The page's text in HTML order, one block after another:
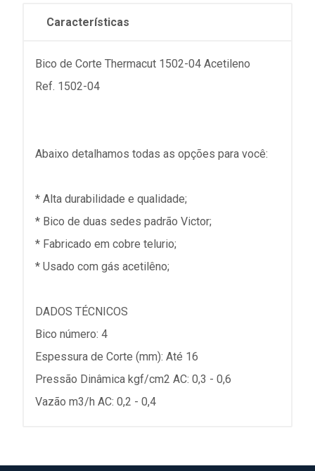
Características
Bico de Corte Thermacut 1502-04 Acetileno
Ref. 1502-04
Abaixo detalhamos todas as opções para você:
* Alta durabilidade e qualidade;
* Bico de duas sedes padrão Victor;
* Fabricado em cobre telurio;
* Usado com gás acetilêno;
DADOS TÉCNICOS
Bico número: 4
Espessura de Corte (mm): Até 16
Pressão Dinâmica kgf/cm2 AC: 0,3 - 0,6
Vazão m3/h AC: 0,2 - 0,4